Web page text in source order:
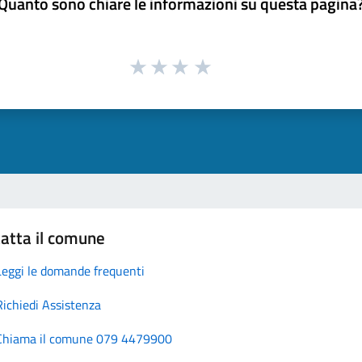
il comune
le domande frequenti
Assistenza
il comune 079 4479900